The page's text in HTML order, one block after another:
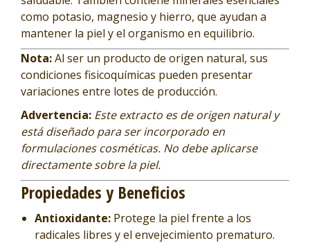
como potasio, magnesio y hierro, que ayudan a
mantener la piel y el organismo en equilibrio.
Nota:Al ser un producto de origen natural, sus
condiciones fisicoquímicas pueden presentar
variaciones entre lotes de producción.
Advertencia: Este extracto es de origen natural y
está diseñado para ser incorporado en
formulaciones cosméticas. No debe aplicarse
directamente sobre la piel.
Propiedades y Beneficios
Antioxidante: Protege la piel frente a los
radicales libres y el envejecimiento prematuro.